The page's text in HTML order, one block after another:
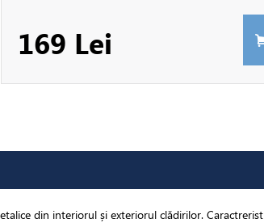
169 Lei
metalice din interiorul și exteriorul clădirilor.